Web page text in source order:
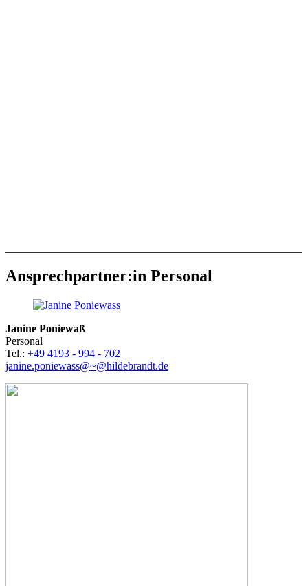
Ansprechpartner:in Personal
Janine Poniewaß
Personal
Tel.: +49 4193 - 994 - 702
janine.poniewass@~@hildebrandt.de